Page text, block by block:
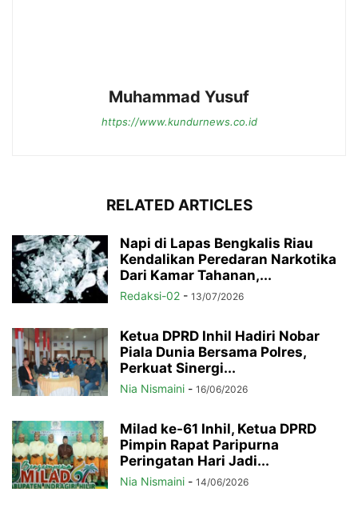
Muhammad Yusuf
https://www.kundurnews.co.id
RELATED ARTICLES
Napi di Lapas Bengkalis Riau
Kendalikan Peredaran Narkotika
Dari Kamar Tahanan,...
Redaksi-02 - 13/07/2026
Ketua DPRD Inhil Hadiri Nobar
Piala Dunia Bersama Polres,
Perkuat Sinergi...
Nia Nismaini - 16/06/2026
Milad ke-61 Inhil, Ketua DPRD
Pimpin Rapat Paripurna
Peringatan Hari Jadi...
Nia Nismaini - 14/06/2026